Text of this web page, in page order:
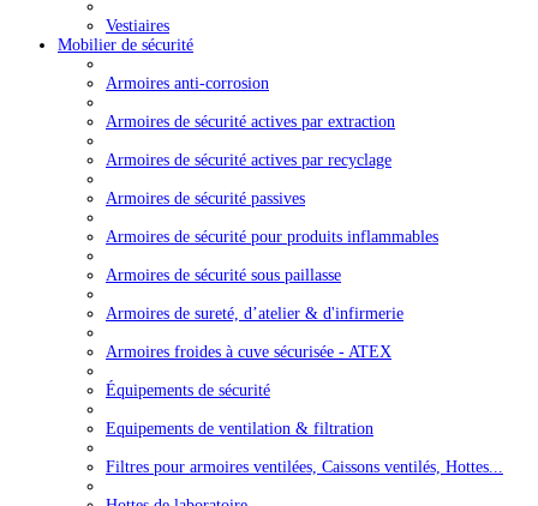
Vestiaires
Mobilier de sécurité
Armoires anti-corrosion
Armoires de sécurité actives par extraction
Armoires de sécurité actives par recyclage
Armoires de sécurité passives
Armoires de sécurité pour produits inflammables
Armoires de sécurité sous paillasse
Armoires de sureté, d’atelier & d'infirmerie
Armoires froides à cuve sécurisée - ATEX
Équipements de sécurité
Equipements de ventilation & filtration
Filtres pour armoires ventilées, Caissons ventilés, Hottes...